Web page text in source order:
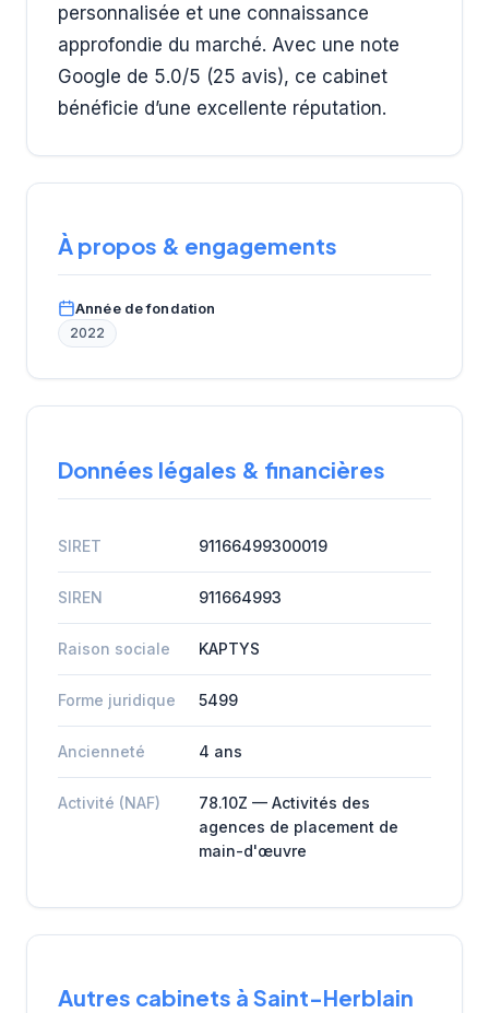
personnalisée et une connaissance
approfondie du marché. Avec une note
Google de 5.0/5 (25 avis), ce cabinet
bénéficie d’une excellente réputation.
À propos & engagements
Année de fondation
2022
Données légales & financières
SIRET 91166499300019
SIREN 911664993
Raison sociale KAPTYS
Forme juridique 5499
Ancienneté 4 ans
Activité (NAF)
78.10Z — Activités des
agences de placement de
main-d'œuvre
Autres cabinets à Saint-Herblain